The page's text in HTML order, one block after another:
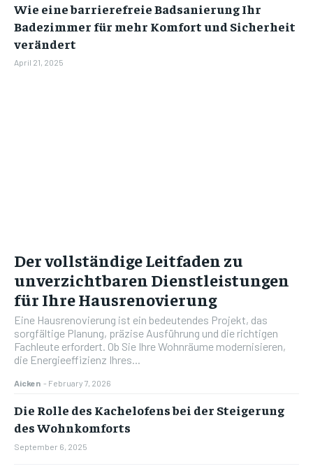
Wie eine barrierefreie Badsanierung Ihr
Badezimmer für mehr Komfort und Sicherheit
verändert
April 21, 2025
Der vollständige Leitfaden zu
unverzichtbaren Dienstleistungen
für Ihre Hausrenovierung
Eine Hausrenovierung ist ein bedeutendes Projekt, das
sorgfältige Planung, präzise Ausführung und die richtigen
Fachleute erfordert. Ob Sie Ihre Wohnräume modernisieren,
die Energieeffizienz Ihres...
Aicken - February 7, 2026
Die Rolle des Kachelofens bei der Steigerung
des Wohnkomforts
September 6, 2025